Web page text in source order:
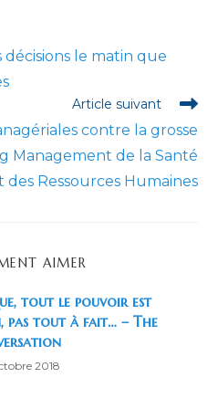
le matin que
Article suivant
contre la grosse
Management de la Santé
des Ressources Humaines
AIMER
tout le pouvoir est
pas tout à fait… – The
2018